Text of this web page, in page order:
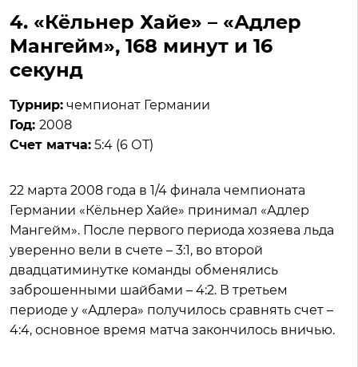
4. «Кёльнер Хайе» – «Адлер
Мангейм», 168 минут и 16
секунд
Турнир: чемпионат Германии
Год: 2008
Счет матча: 5:4 (6 ОТ)
22 марта 2008 года в 1/4 финала чемпионата
Германии «Кёльнер Хайе» принимал «Адлер
Мангейм». После первого периода хозяева льда
уверенно вели в счете – 3:1, во второй
двадцатиминутке команды обменялись
заброшенными шайбами – 4:2. В третьем
периоде у «Адлера» получилось сравнять счет –
4:4, основное время матча закончилось вничью.